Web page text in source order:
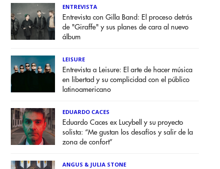
ENTREVISTA
Entrevista con Gilla Band: El proceso detrás
de "Giraffe" y sus planes de cara al nuevo
álbum
LEISURE
Entrevista a Leisure: El arte de hacer música
en libertad y su complicidad con el público
latinoamericano
EDUARDO CACES
Eduardo Caces ex Lucybell y su proyecto
solista: “Me gustan los desafíos y salir de la
zona de confort”
ANGUS & JULIA STONE